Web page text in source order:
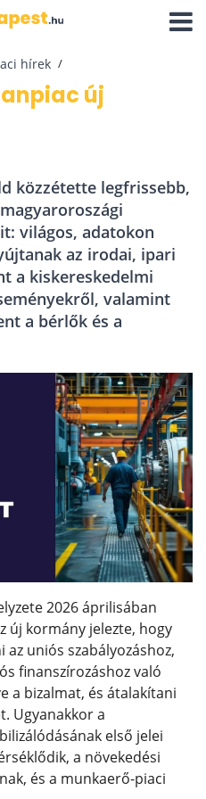
hírek
új
közzétette legfrissebb,
világos, adatokon
az irodai, ipari
a kiskereskedelmi
valamint
a bérlők és a
2026 áprilisában
új kormány jelezte, hogy
uniós szabályozáshoz,
finanszírozáshoz való
a bizalmat, és átalakítani
Ugyanakkor a
első jelei
a növekedési
és a munkaerő-piaci